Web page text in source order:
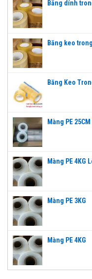
Băng dính
Băng keo
Băng Keo
Màng PE 25CM
Màng PE 4KG
Màng PE 3KG
Màng PE 4KG